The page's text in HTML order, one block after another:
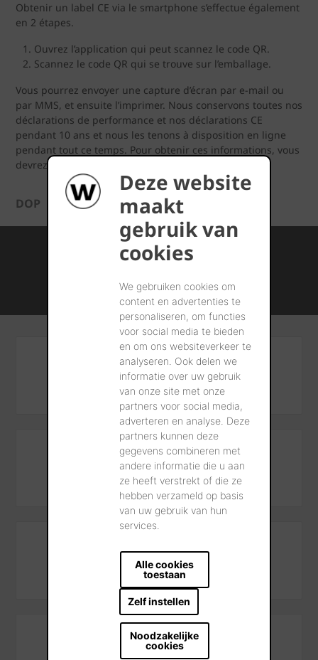
Deze website
maakt
gebruik van
cookies
We gebruiken cookies om
content en advertenties te
personaliseren, om functies
voor social media te bieden
en om ons websiteverkeer te
analyseren. Ook delen we
informatie over uw gebruik
van onze site met onze
partners voor social media,
adverteren en analyse. Deze
partners kunnen deze
gegevens combineren met
andere informatie die u aan
ze heeft verstrekt of die ze
hebben verzameld op basis
van uw gebruik van hun
services.
Alle cookies
toestaan
Zelf instellen
Noodzakelijke
cookies
Obtenir un label CE via le smartphone s’effectue également
en 2 étapes.
Ouvrez l’application qui peut scannez le code QR.
Scannez le code QR qui se trouve sur l’emballage.
Vous pourrez envoyer une capture d’écran par e-mail ou
par MMS, et ensuite l’imprimer. ​Nous conservons toutes nos
déclarations de performance et nos déclarations CE
pendant 10 ans et nous les tenons à disposition en ligne
pendant tout ce temps. Pour obtenir ces informations, vous
devrez cependant connaître les numéros respectifs.
DOP
Internationale kennis en ervaring
Duurzame bouwmateriaaloplossingen
Algemeen contact
+32 56 24 96 38
Technisch advies en trainings
+32 56 24 96 27
Dienst na verkoop
+32 56 24 95 16
CONTACTEER ONS